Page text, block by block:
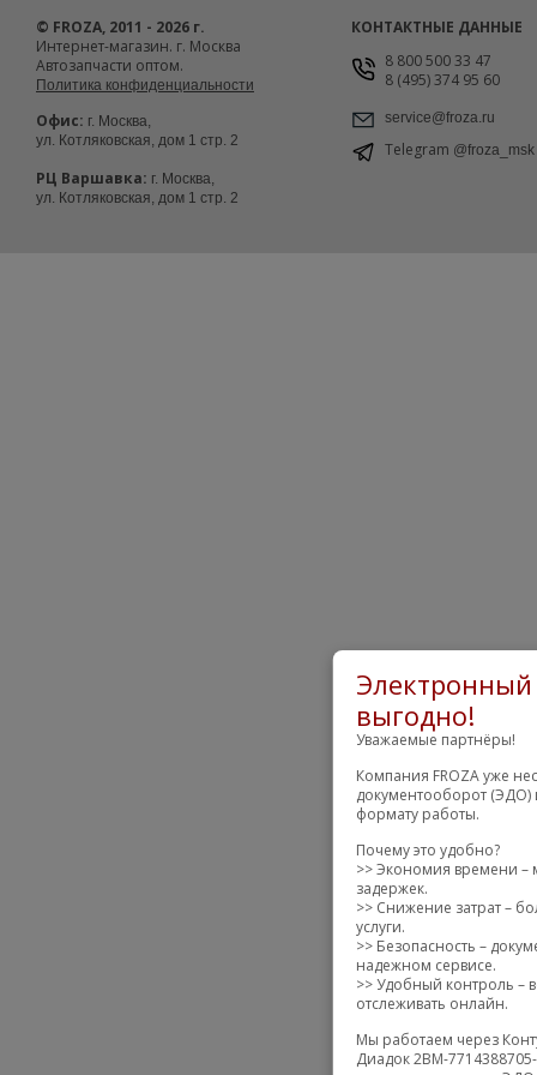
Электронный
выгодно!
Уважаемые партнёры!
Компания FROZA уже
документооборот (ЭДО)
формату работы.
Почему это удобно?
>> Экономия времени –
задержек.
>> Снижение затрат –
услуги.
>> Безопасность –
надежном сервисе.
>> Удобный контроль –
отслеживать онлайн.
Мы работаем через
Диадок 2BM-
© FROZA, 2011 - 2026 г.
Интернет-магазин. г. Москва
Автозапчасти оптом.
Политика конфиденциальности
Офис: г. Москва,
ул. Котляковская, дом 1 стр. 2
РЦ Варшавка: г. Москва,
ул. Котляковская, дом 1 стр. 2
КОНТАКТНЫЕ ДАННЫЕ
8 800 500 33 47
8 (495) 374 95 60
service@froza.ru
Telegram @froza_msk